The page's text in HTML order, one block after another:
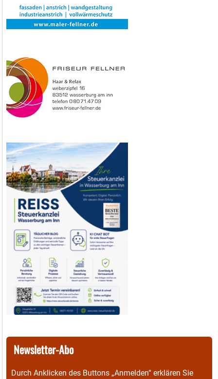
Newsletter-Abo
Durch Anklicken des Buttons „Anmelden“ erklären Sie